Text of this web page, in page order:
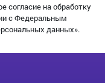
согласие на обработку
с Федеральным
данных».